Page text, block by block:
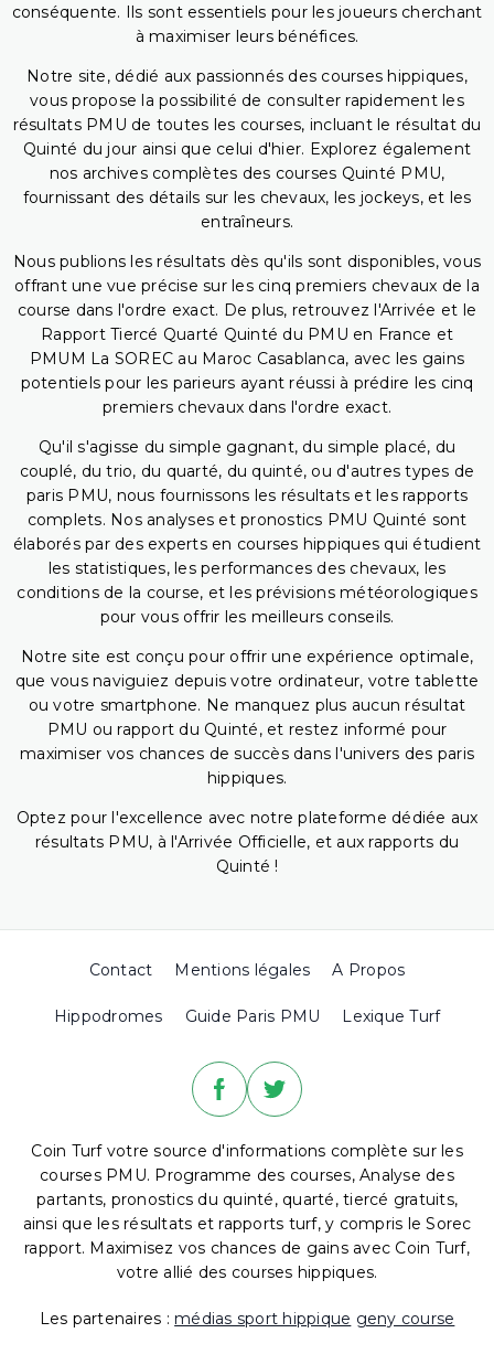
conséquente. Ils sont essentiels pour les joueurs cherchant
à maximiser leurs bénéfices.
Notre site, dédié aux passionnés des courses hippiques,
vous propose la possibilité de consulter rapidement les
résultats PMU de toutes les courses, incluant le résultat du
Quinté du jour ainsi que celui d'hier. Explorez également
nos archives complètes des courses Quinté PMU,
fournissant des détails sur les chevaux, les jockeys, et les
entraîneurs.
Nous publions les résultats dès qu'ils sont disponibles, vous
offrant une vue précise sur les cinq premiers chevaux de la
course dans l'ordre exact. De plus, retrouvez l'Arrivée et le
Rapport Tiercé Quarté Quinté du PMU en France et
PMUM La SOREC au Maroc Casablanca, avec les gains
potentiels pour les parieurs ayant réussi à prédire les cinq
premiers chevaux dans l'ordre exact.
Qu'il s'agisse du simple gagnant, du simple placé, du
couplé, du trio, du quarté, du quinté, ou d'autres types de
paris PMU, nous fournissons les résultats et les rapports
complets. Nos analyses et pronostics PMU Quinté sont
élaborés par des experts en courses hippiques qui étudient
les statistiques, les performances des chevaux, les
conditions de la course, et les prévisions météorologiques
pour vous offrir les meilleurs conseils.
Notre site est conçu pour offrir une expérience optimale,
que vous naviguiez depuis votre ordinateur, votre tablette
ou votre smartphone. Ne manquez plus aucun résultat
PMU ou rapport du Quinté, et restez informé pour
maximiser vos chances de succès dans l'univers des paris
hippiques.
Optez pour l'excellence avec notre plateforme dédiée aux
résultats PMU, à l'Arrivée Officielle, et aux rapports du
Quinté !
Contact Mentions légales A Propos
Hippodromes Guide Paris PMU Lexique Turf
Coin Turf votre source d'informations complète sur les
courses PMU. Programme des courses, Analyse des
partants, pronostics du quinté, quarté, tiercé gratuits,
ainsi que les résultats et rapports turf, y compris le Sorec
rapport. Maximisez vos chances de gains avec Coin Turf,
votre allié des courses hippiques.
Les partenaires : médias sport hippique geny course